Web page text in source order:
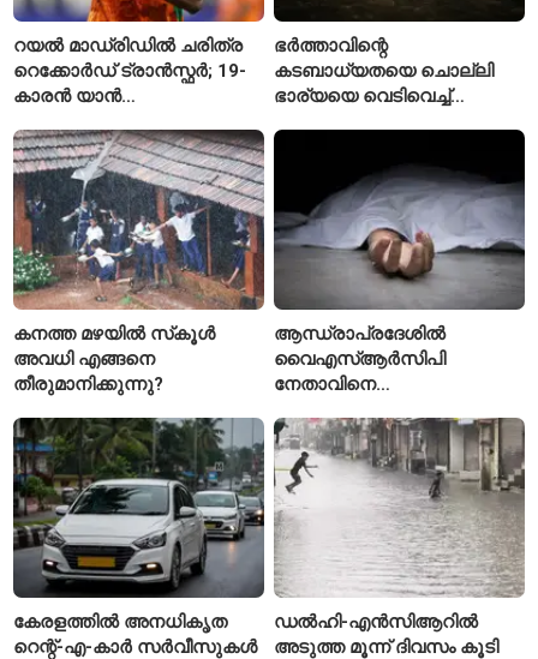
റയൽ മാഡ്രിഡിൽ ചരിത്ര
റെക്കോർഡ് ട്രാൻസ്ഫർ; 19-
കാരൻ യാൻ
സ്വന്തമാക്കി സ്പാനിഷ്
വമ്പന്മാർ
ഭർത്താവിന്റെ
കടബാധ്യതയെ ചൊല്ലി
ഭാര്യയെ വെടിവെച്ച്
കൊലപാതകം
കനത്ത മഴയിൽ സ്‌കൂൾ
അവധി എങ്ങനെ
തീരുമാനിക്കുന്നു?
ആന്ധ്രാപ്രദേശിൽ
വൈഎസ്ആർസിപി
നേതാവിനെ
അന്വേഷണം ആരംഭിച്ച്
പൊലീസ്
കേരളത്തിൽ അനധികൃത
റെന്റ്-എ-കാർ സർവീസുകൾ
ഡൽഹി-എൻസിആറിൽ
അടുത്ത മൂന്ന് ദിവസം കൂടി